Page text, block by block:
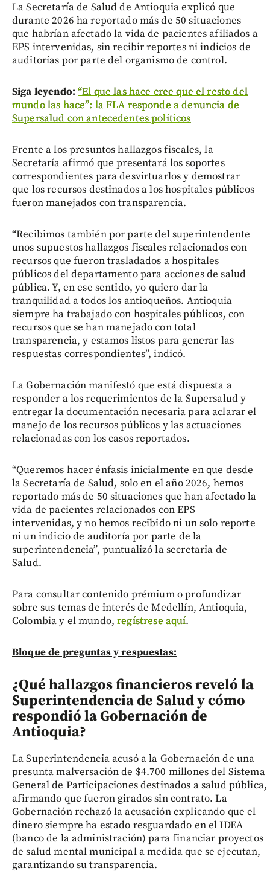
La Secretaría de Salud de Antioquia explicó que
durante 2026 ha reportado más de 50 situaciones
que habrían afectado la vida de pacientes afiliados a
EPS intervenidas, sin recibir reportes ni indicios de
auditorías por parte del organismo de control.
Siga leyendo: “El que las hace cree que el resto del
mundo las hace”: la FLA responde a denuncia de
Supersalud con antecedentes políticos
Frente a los presuntos hallazgos fiscales, la
Secretaría afirmó que presentará los soportes
correspondientes para desvirtuarlos y demostrar
que los recursos destinados a los hospitales públicos
fueron manejados con transparencia.
“Recibimos también por parte del superintendente
unos supuestos hallazgos fiscales relacionados con
recursos que fueron trasladados a hospitales
públicos del departamento para acciones de salud
pública. Y, en ese sentido, yo quiero dar la
tranquilidad a todos los antioqueños. Antioquia
siempre ha trabajado con hospitales públicos, con
recursos que se han manejado con total
transparencia, y estamos listos para generar las
respuestas correspondientes”, indicó.
La Gobernación manifestó que está dispuesta a
responder a los requerimientos de la Supersalud y
entregar la documentación necesaria para aclarar el
manejo de los recursos públicos y las actuaciones
relacionadas con los casos reportados.
“Queremos hacer énfasis inicialmente en que desde
la Secretaría de Salud, solo en el año 2026, hemos
reportado más de 50 situaciones que han afectado la
vida de pacientes relacionados con EPS
intervenidas, y no hemos recibido ni un solo reporte
ni un indicio de auditoría por parte de la
superintendencia”, puntualizó la secretaria de
Salud.
Para consultar contenido prémium o profundizar
sobre sus temas de interés de Medellín, Antioquia,
Colombia y el mundo, regístrese aquí.
Bloque de preguntas y respuestas:
¿Qué hallazgos financieros reveló la
Superintendencia de Salud y cómo
respondió la Gobernación de
Antioquia?
La Superintendencia acusó a la Gobernación de una
presunta malversación de $4.700 millones del Sistema
General de Participaciones destinados a salud pública,
afirmando que fueron girados sin contrato. La
Gobernación rechazó la acusación explicando que el
dinero siempre ha estado resguardado en el IDEA
(banco de la administración) para financiar proyectos
de salud mental municipal a medida que se ejecutan,
garantizando su transparencia.